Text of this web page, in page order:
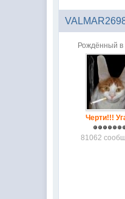
Рождённый
Черти!!!
81062